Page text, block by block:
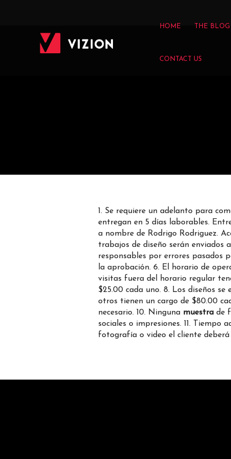
HOME THE BLOG
CONTACT US
1. Se requiere un adelanto para
entregan en 5 días laborables.
a nombre de Rodrigo Rodriguez.
trabajos de diseño serán enviados
responsables por errores pasados
la aprobación. 6. El horario de
visitas fuera del horario regular
$25.00 cada uno. 8. Los diseños
otros tienen un cargo de $80.00
necesario. 10. Ninguna muestra de
sociales o impresiones. 11.
fotografía o video el cliente